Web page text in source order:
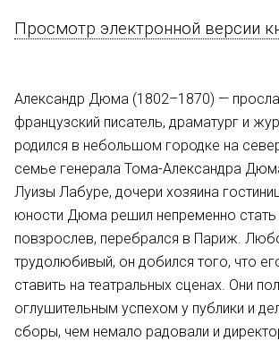
Просмотр электронной версии
Александр Дюма (1802–1870) —
французский писатель, драматург и
родился в небольшом городке на
семье генерала Тома-Александра
Луизы Лабуре, дочери хозяина
юности Дюма решил непременно стать
повзрослев, перебрался в Париж.
трудолюбивый, он добился того, что
ставить на театральных сценах. Они
оглушительным успехом у публики и
сборы, чем немало радовали и